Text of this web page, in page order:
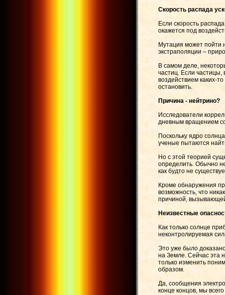
Скорость распада
Если скорость
окажется под
Мутация может пойти
экстраполяции –
В самом деле,
частиц. Если
воздействием каких-
остановить.
Причина - нейтрино?
Исследователи
дневным вращением
Поскольку ядро
ученые пытаются
Но с этой теорией
определить. Обычно
как будто не
Кроме обнаружения
возможность, что
причиной,
Неизвестные
Как только солнце
неконтролируемая
Это уже было
на Земле. Сейчас эта
только изменить
образом.
Да, сообщения
конце концов, мы